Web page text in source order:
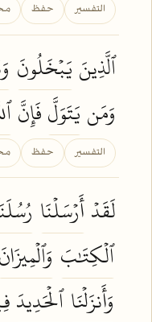
التفسير حفظ
ٱلَّذِينَ يَبۡخَلُونَ
وَمَن يَتَوَلَّفَإِنَّ
التفسير حفظ
لَقَدۡأَرۡسَلۡنَا
ٱلۡكِتَٰبَ وَٱلۡمِيزَانَ
وَأَنزَلۡنَاٱلۡحَدِيدَ